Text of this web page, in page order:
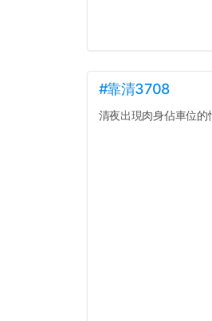
#靠清3708
清夜出現肉身佔車位